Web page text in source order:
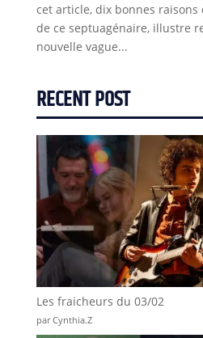
cet article, dix bonnes
de ce septuagénaire, illustre
nouvelle vague...
RECENT POST
Les fraicheurs du 03/02
par Cynthia.Z